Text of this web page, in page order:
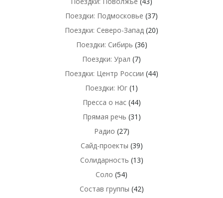
Поездки: Подмосковье (37)
Поездки: Северо-Запад (20)
Поездки: Сибирь (36)
Поездки: Урал (7)
Поездки: Центр России (44)
Поездки: Юг (1)
Пресса о нас(44)
Прямая речь (31)
Радио (27)
Сайд-проекты (39)
Солидарность (13)
Соло (54)
Состав группы (42)